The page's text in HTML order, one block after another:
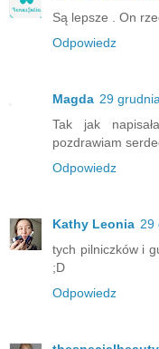
Są lepsze . On
Odpowiedz
Magda 29
Tak jak
pozdrawiam
Odpowiedz
Kathy Leonia 29
tych pilniczków i
;D
Odpowiedz